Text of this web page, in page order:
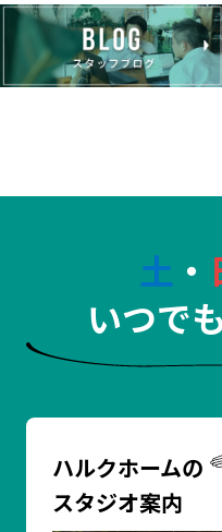
土 ・
いつで
ハルクホームの
スタジオ案内